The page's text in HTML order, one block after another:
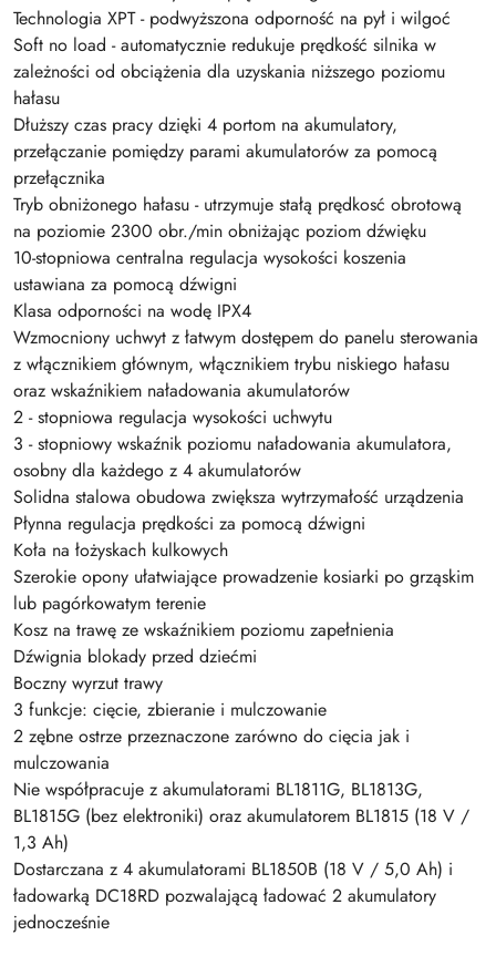
Technologia XPT - podwyższona odporność na pył i wilgoć
Soft no load - automatycznie redukuje prędkość silnika w
zależności od obciążenia dla uzyskania niższego poziomu
hałasu
Dłuższy czas pracy dzięki 4 portom na akumulatory,
przełączanie pomiędzy parami akumulatorów za pomocą
przełącznika
Tryb obniżonego hałasu - utrzymuje stałą prędkosć obrotową
na poziomie 2300 obr./min obniżając poziom dźwięku
10-stopniowa centralna regulacja wysokości koszenia
ustawiana za pomocą dźwigni
Klasa odporności na wodę IPX4
Wzmocniony uchwyt z łatwym dostępem do panelu sterowania
z włącznikiem głównym, włącznikiem trybu niskiego hałasu
oraz wskaźnikiem naładowania akumulatorów
2 - stopniowa regulacja wysokości uchwytu
3 - stopniowy wskaźnik poziomu naładowania akumulatora,
osobny dla każdego z 4 akumulatorów
Solidna stalowa obudowa zwiększa wytrzymałość urządzenia
Płynna regulacja prędkości za pomocą dźwigni
Koła na łożyskach kulkowych
Szerokie opony ułatwiające prowadzenie kosiarki po grząskim
lub pagórkowatym terenie
Kosz na trawę ze wskaźnikiem poziomu zapełnienia
Dźwignia blokady przed dziećmi
Boczny wyrzut trawy
3 funkcje: cięcie, zbieranie i mulczowanie
2 zębne ostrze przeznaczone zarówno do cięcia jak i
mulczowania
Nie współpracuje z akumulatorami BL1811G, BL1813G,
BL1815G (bez elektroniki) oraz akumulatorem BL1815 (18 V /
1,3 Ah)
Dostarczana z 4 akumulatorami BL1850B (18 V / 5,0 Ah) i
ładowarką DC18RD pozwalającą ładować 2 akumulatory
jednocześnie